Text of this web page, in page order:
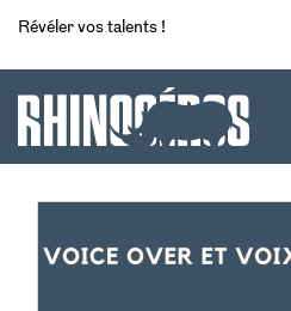
Révéler vos talents !